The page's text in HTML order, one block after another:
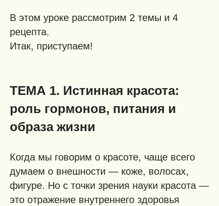
В этом уроке рассмотрим 2 темы и 4
рецепта.
Итак, приступаем!
ТЕМА 1. Истинная красота:
роль гормонов, питания и
образа жизни
Когда мы говорим о красоте, чаще всего
думаем о внешности — коже, волосах,
фигуре. Но с точки зрения науки красота —
это отражение внутреннего здоровья